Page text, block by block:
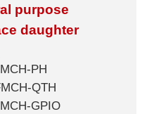
purpose
daughter
PH
QTH
GPIO